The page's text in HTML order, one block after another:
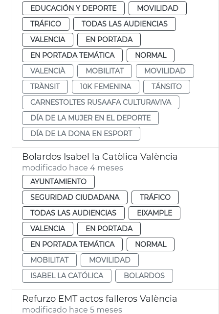
EDUCACIÓN Y DEPORTE
MOVILIDAD
TRÁFICO
TODAS LAS AUDIENCIAS
VALENCIA
EN PORTADA
EN PORTADA TEMÁTICA
NORMAL
VALENCIÀ
MOBILITAT
MOVILIDAD
TRÀNSIT
10K FEMENINA
TÁNSITO
CARNESTOLTES RUSAAFA CULTURAVIVA
DÍA DE LA MUJER EN EL DEPORTE
DÍA DE LA DONA EN ESPORT
Bolardos Isabel la Catòlica València
modificado hace 4 meses
AYUNTAMIENTO
SEGURIDAD CIUDADANA
TRÁFICO
TODAS LAS AUDIENCIAS
EIXAMPLE
VALENCIA
EN PORTADA
EN PORTADA TEMÁTICA
NORMAL
MOBILITAT
MOVILIDAD
ISABEL LA CATÓLICA
BOLARDOS
Refurzo EMT actos falleros València
modificado hace 5 meses